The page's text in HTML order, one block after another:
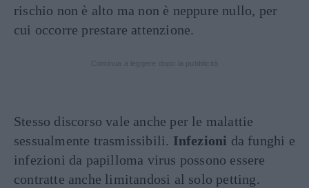
rischio non è alto ma non è neppure nullo, per
cui occorre prestare attenzione.
Stesso discorso vale anche per le malattie
sessualmente trasmissibili. Infezioni da funghi e
infezioni da papilloma virus possono essere
contratte anche limitandosi al solo petting.